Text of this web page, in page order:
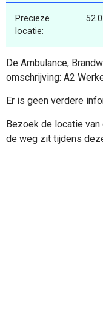
Precieze
locatie:
De Ambulance,
omschrijving: A2
Er is geen verdere
Bezoek de locatie
de weg zit tijdens